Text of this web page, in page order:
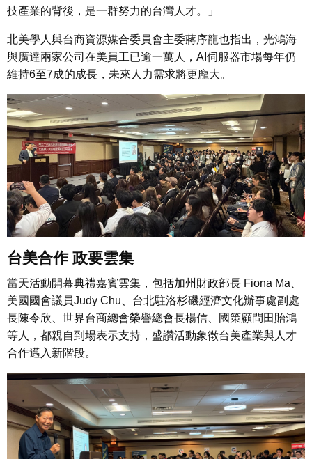
技產業的背後，是一群努力的台灣人才。」
北美學人與台商資源媒合委員會主委蔣序龍也指出，光鴻海
與廣達兩家公司在美員工已逾一萬人，AI伺服器市場每年仍
維持6至7成的成長，未來人力需求將更龐大。
台美合作 政要雲集
當天活動開幕典禮嘉賓雲集，包括加州財政部長 Fiona Ma、
美國國會議員Judy Chu、台北駐洛杉磯經濟文化辦事處副處
長陳令欣、世界台商總會榮譽總會長楊信、國策顧問田貽鴻
等人，都親自到場表示支持，盛讚活動象徵台美產業與人才
合作邁入新階段。